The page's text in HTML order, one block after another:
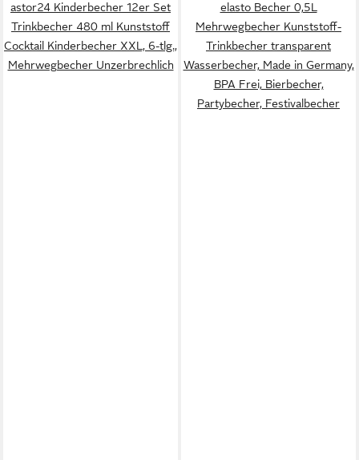
astor24 Kinderbecher 12er Set
Trinkbecher 480 ml Kunststoff
Cocktail Kinderbecher XXL, 6-tlg.,
Mehrwegbecher Unzerbrechlich
elasto Becher 0,5L
Mehrwegbecher Kunststoff-
Trinkbecher transparent
Wasserbecher, Made in Germany,
BPA Frei, Bierbecher,
Partybecher, Festivalbecher